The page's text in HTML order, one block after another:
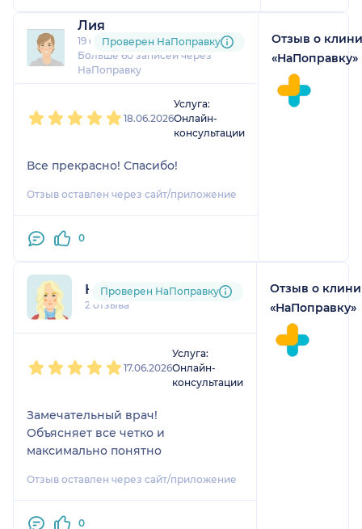
Лия
19 отзывови8 оценок
Больше 60 записей через
НаПоправку
Проверен НаПоправку
18.06.2026
Услуга:
Онлайн-
консультации
Все прекрасно! Спасибо!
Отзыв оставлен через сайт/приложение
0
Отзыв о
«НаПоправку»
Ксения
2 отзыва
Проверен НаПоправку
17.06.2026
Услуга:
Онлайн-
консультации
Замечательный врач!
Объясняет все четко и
максимально понятно
Отзыв оставлен через сайт/приложение
0
Отзыв о
«НаПоправку»